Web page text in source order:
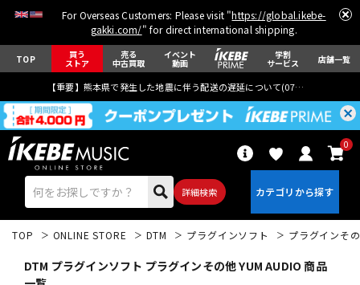
For Overseas Customers: Please visit "https://global.ikebe-
gakki.com/" for direct international shipping.
TOP 買う
ストア
売る
中古買取
イベント
動画
学割
サービス 店舗一覧
【重要】熊本県で発生した地震に伴う配送の遅延について(07月29日
詳細検索
0
TOP ONLINE STORE DTM プラグインソフト プラグインそ
DTM プラグインソフト プラグインその他 YUM AUDIO 商品